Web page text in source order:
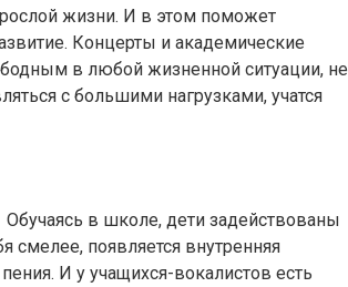
жизни. И в этом поможет
Концерты и академические
в любой жизненной ситуации, не
с большими нагрузками, учатся
в школе, дети задействованы
смелее, появляется внутренняя
И у учащихся-вокалистов есть